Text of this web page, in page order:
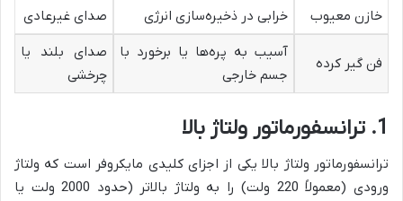
خازن معیوب
خرابی در ذخیره‌سازی انرژی صدای غیرعادی
فن گیر کرده
آسیب به پره‌ها یا برخورد با
جسم خارجی
صدای بلند یا
چرخشی
1. ترانسفورماتور ولتاژ بالا
ترانسفورماتور ولتاژ بالا یکی از اجزای کلیدی مایکروفر است که ولتاژ
ورودی (معمولاً 220 ولت) را به ولتاژ بالاتر (حدود 2000 ولت یا